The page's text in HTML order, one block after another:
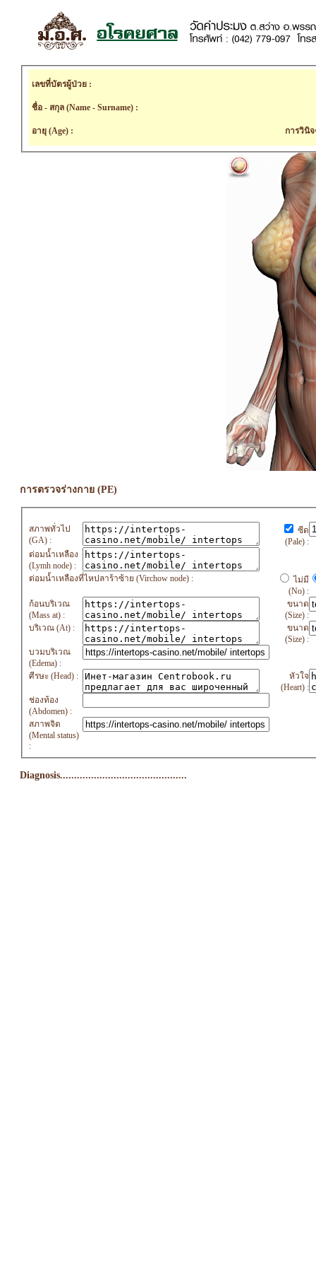
เลขที่บัตรผู้ป่วย :
ชื่อ - สกุล (Name - Surname) :
อายุ (Age) : การวินิ
การตรวจร่างกาย (PE)
สภาพทั่วไป
(GA) :
ซีด
(Pale) :
ต่อมน้ำเหลือง
(Lymh node) :
ต่อมน้ำเหลืองที่ไหปลาร้าซ้าย (Virchow node) :
ไม่มี
(No) :
ก้อนบริเวณ
(Mass at) :
ขนาด
(Size) :
บริเวณ (At) :
ขนาด
(Size) :
บวมบริเวณ
(Edema) :
ศีรษะ (Head) :
หัวใจ
(Heart) :
ช่องท้อง
(Abdomen) :
สภาพจิต
(Mental status)
:
Diagnosis.............................................